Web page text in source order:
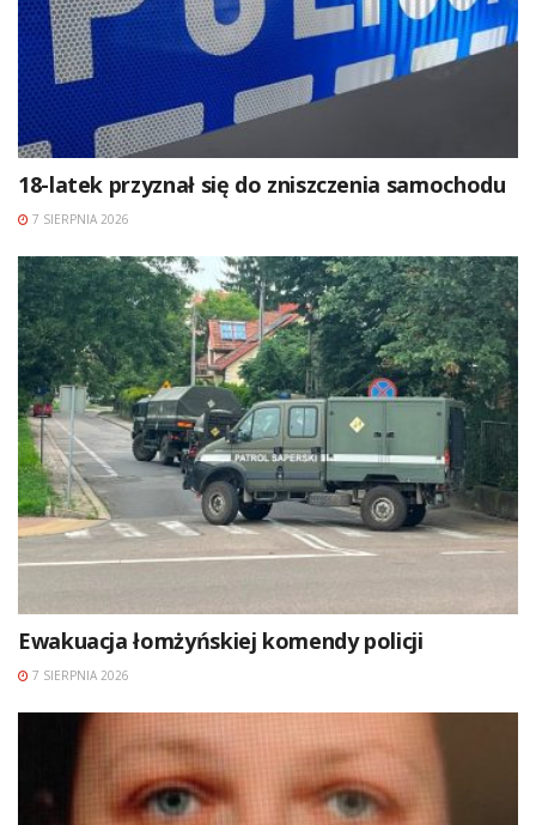
18-latek przyznał się do zniszczenia samochodu
7 SIERPNIA 2026
Ewakuacja łomżyńskiej komendy policji
7 SIERPNIA 2026